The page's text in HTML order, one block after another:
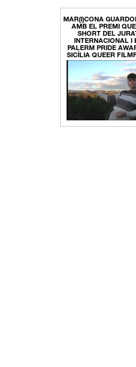
MAR(I)CONA
AMB EL PREMI
SHORT DEL
INTERNACIONAL I
PALERM PRIDE
SICÍLIA QUEER
29 de maig de